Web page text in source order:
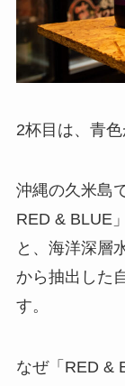
2杯目は、青
沖縄の久米島
RED & BLUE
と、海洋深層
から抽出した
す。
なぜ「RED &